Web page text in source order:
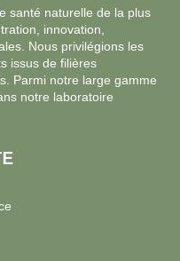
santé naturelle de la plus
innovation,
Nous privilégions les
issus de filières
Parmi notre large gamme
notre laboratoire